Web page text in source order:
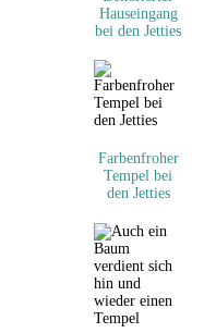
Hauseingang
bei den Jetties
Farbenfroher
Tempel bei
den Jetties